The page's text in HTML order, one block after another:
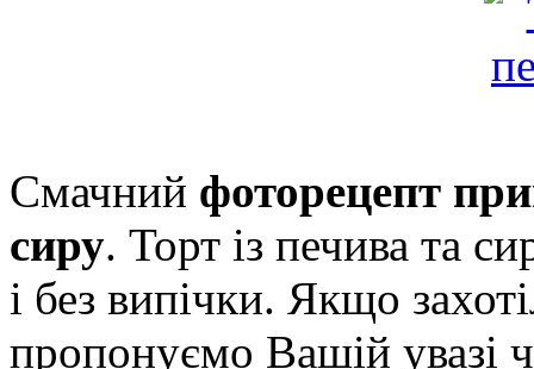
Смачний фоторецепт
сиру. Торт із печива та
і без випічки. Якщо
пропонуємо Вашій увазі